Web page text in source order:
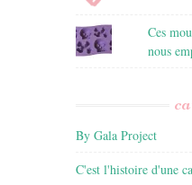
Ces
nous
By Gala Project
C'est l'histoire d'une